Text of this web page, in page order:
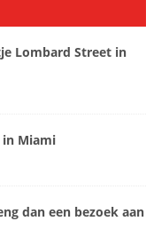
Lombard Street in
in Miami
dan een bezoek aan